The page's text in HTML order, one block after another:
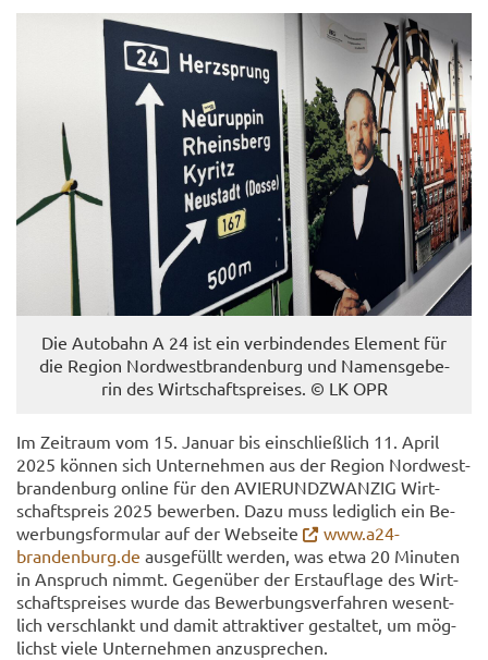
Die Au­to­bahn A 24 ist ein ver­bin­den­des Ele­ment für
die Re­gi­on Nord­west­bran­den­burg und Na­mens­ge­be­
rin des Wirt­schafts­prei­ses. © LK OPR
Im Zeit­raum vom 15. Ja­nu­ar bis ein­schließ­lich 11. April
2025 kön­nen sich Un­ter­neh­men aus der Re­gi­on Nord­west­
bran­den­burg on­line für den AVIER­UND­ZWAN­ZIG Wirt­
schafts­preis 2025 be­wer­ben. Dazu muss le­dig­lich ein Be­
wer­bungs­for­mu­lar auf der Web­sei­te
www.a24-​
brandenburg.de aus­ge­füllt wer­den, was etwa 20 Mi­nu­ten
in An­spruch nimmt. Ge­gen­über der Erst­auf­la­ge des Wirt­
schafts­prei­ses wurde das Be­wer­bungs­ver­fah­ren we­sent­
lich ver­schlankt und damit at­trak­ti­ver ge­stal­tet, um mög­
lichst viele Un­ter­neh­men an­zu­spre­chen.